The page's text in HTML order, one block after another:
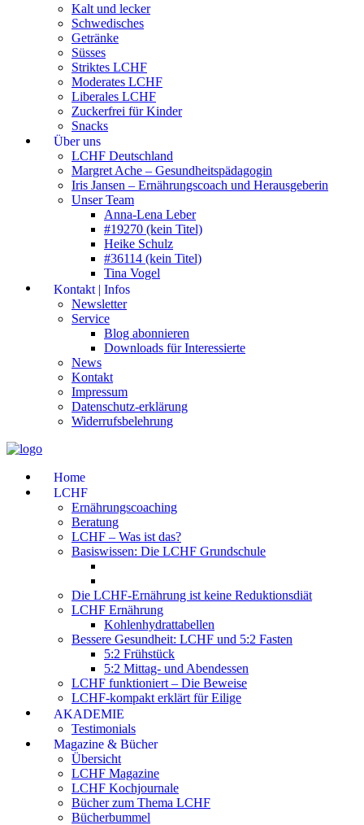
Kalt und lecker
Schwedisches
Getränke
Süsses
Striktes LCHF
Moderates LCHF
Liberales LCHF
Zuckerfrei für Kinder
Snacks
Über uns
LCHF Deutschland
Margret Ache – Gesundheitspädagogin
Iris Jansen – Ernährungscoach und Herausgeberin
Unser Team
Anna-Lena Leber
#19270 (kein Titel)
Heike Schulz
#36114 (kein Titel)
Tina Vogel
Kontakt | Infos
Newsletter
Service
Blog abonnieren
Downloads für Interessierte
News
Kontakt
Impressum
Datenschutz-erklärung
Widerrufsbelehrung
Home
LCHF
Ernährungscoaching
Beratung
LCHF – Was ist das?
Basiswissen: Die LCHF Grundschule
Die LCHF-Ernährung ist keine Reduktionsdiät
LCHF Ernährung
Kohlenhydrattabellen
Bessere Gesundheit: LCHF und 5:2 Fasten
5:2 Frühstück
5:2 Mittag- und Abendessen
LCHF funktioniert – Die Beweise
LCHF-kompakt erklärt für Eilige
AKADEMIE
Testimonials
Magazine & Bücher
Übersicht
LCHF Magazine
LCHF Kochjournale
Bücher zum Thema LCHF
Bücherbummel